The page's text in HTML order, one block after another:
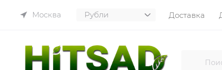
Москва Доставка